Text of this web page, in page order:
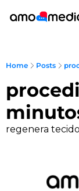
Home Posts
regenera